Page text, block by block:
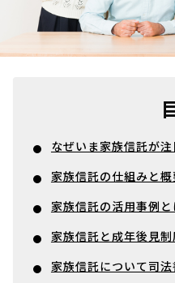
なぜいま家族信託が
家族信託の仕組みと概
家族信託の活用事例と
家族信託と成年後見
家族信託について司